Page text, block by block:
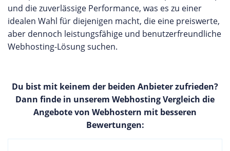
und die zuverlässige Performance, was es zu einer
idealen Wahl für diejenigen macht, die eine preiswerte,
aber dennoch leistungsfähige und benutzerfreundliche
Webhosting-Lösung suchen.
Du bist mit keinem der beiden Anbieter zufrieden?
Dann finde in unserem Webhosting Vergleich die
Angebote von Webhostern mit besseren
Bewertungen: